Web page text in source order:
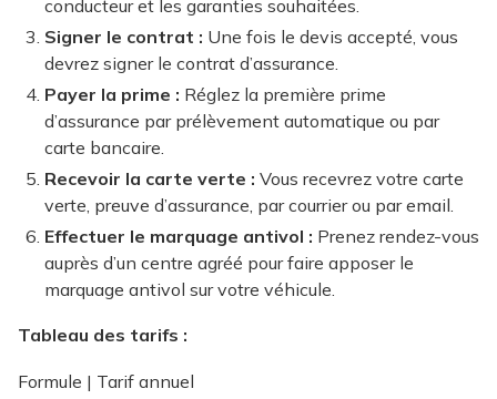
conducteur et les garanties souhaitées.
Signer le contrat : Une fois le devis accepté, vous
devrez signer le contrat d’assurance.
Payer la prime : Réglez la première prime
d’assurance par prélèvement automatique ou par
carte bancaire.
Recevoir la carte verte : Vous recevrez votre carte
verte, preuve d’assurance, par courrier ou par email.
Effectuer le marquage antivol : Prenez rendez-vous
auprès d’un centre agréé pour faire apposer le
marquage antivol sur votre véhicule.
Tableau des tarifs :
Formule | Tarif annuel